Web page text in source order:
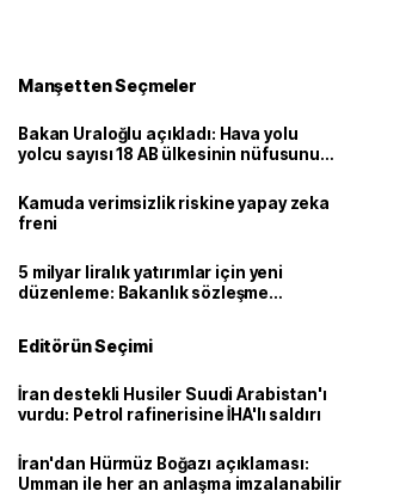
Manşetten Seçmeler
Bakan Uraloğlu açıkladı: Hava yolu
yolcu sayısı 18 AB ülkesinin nüfusunu
Kamuda verimsizlik riskine yapay zeka
freni
5 milyar liralık yatırımlar için yeni
düzenleme: Bakanlık sözleşme
Editörün Seçimi
İran destekli Husiler Suudi Arabistan'ı
vurdu: Petrol rafinerisine İHA'lı saldırı
İran'dan Hürmüz Boğazı açıklaması:
Umman ile her an anlaşma imzalanabilir